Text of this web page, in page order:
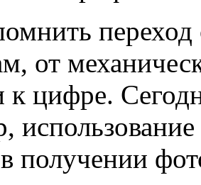
от
к цифре.
получении